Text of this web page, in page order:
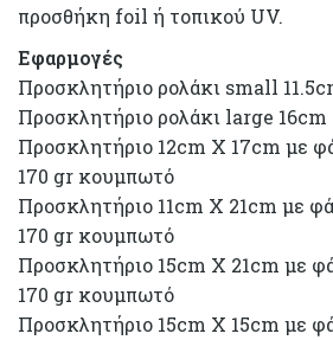
προσθήκη foil ή τοπικού UV.
Εφαρμογές
Προσκλητήριο ρολάκι small
Προσκλητήριο ρολάκι large
Προσκλητήριο 12cm X 17cm με
170 gr κουμπωτό
Προσκλητήριο 11cm X 21cm με
170 gr κουμπωτό
Προσκλητήριο 15cm X 21cm με
170 gr κουμπωτό
Προσκλητήριο 15cm X 15cm με